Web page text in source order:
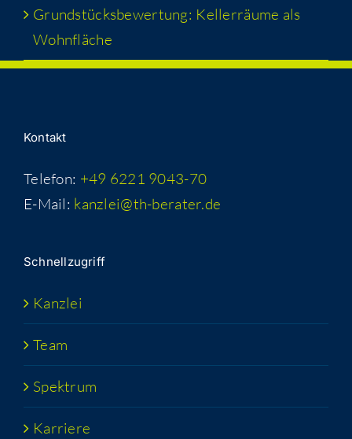
Grund­stücks­be­wer­tung: Kel­ler­räu­me als
Wohnfläche
Kon­takt
Telefon: +49 6221 9043-70
E-Mail: kanzlei@th-berater.de
Schnell­zu­griff
Kanz­lei
Team
Spek­trum
Kar­rie­re